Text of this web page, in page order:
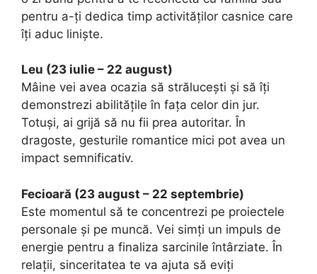
pentru a-ți dedica timp activităților casnice care
îți aduc liniște.
Leu (23 iulie – 22 august)
Mâine vei avea ocazia să strălucești și să îți
demonstrezi abilitățile în fața celor din jur.
Totuși, ai grijă să nu fii prea autoritar. În
dragoste, gesturile romantice mici pot avea un
impact semnificativ.
Fecioară (23 august – 22 septembrie)
Este momentul să te concentrezi pe proiectele
personale și pe muncă. Vei simți un impuls de
energie pentru a finaliza sarcinile întârziate. În
relații, sinceritatea te va ajuta să eviți